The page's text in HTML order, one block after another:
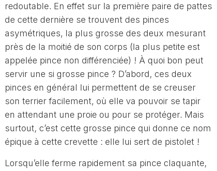
redoutable. En effet sur la première paire de pattes
de cette dernière se trouvent des pinces
asymétriques, la plus grosse des deux mesurant
près de la moitié de son corps (la plus petite est
appelée pince non différenciée) ! À quoi bon peut
servir une si grosse pince ? D’abord, ces deux
pinces en général lui permettent de se creuser
son terrier facilement, où elle va pouvoir se tapir
en attendant une proie ou pour se protéger. Mais
surtout, c’est cette grosse pince qui donne ce nom
épique à cette crevette : elle lui sert de pistolet !
Lorsqu’elle ferme rapidement sa pince claquante,